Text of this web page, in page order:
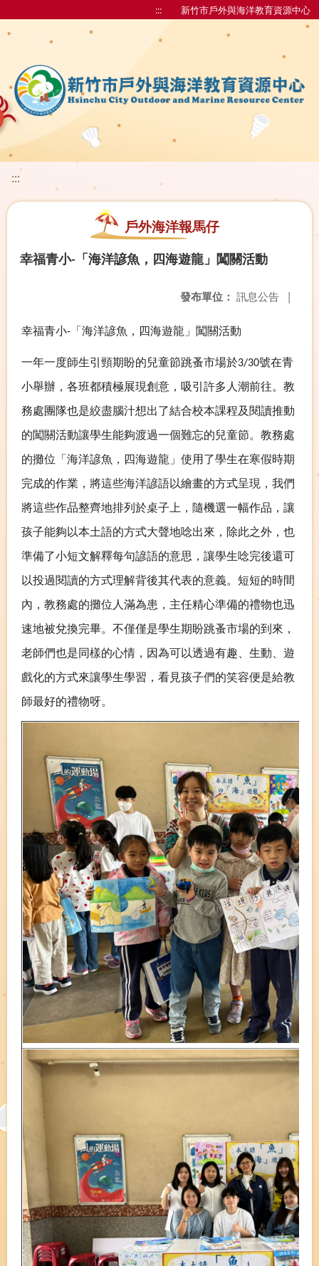
::: 新竹市戶外與海洋教育資源中心
:::
戶外海洋報馬仔
幸福青小-「海洋諺魚，四海遊龍」闖關活動
發布單位： 訊息公告 |
幸福青小- 「海洋諺魚，四海遊龍」闖關活動
一年一度師生引頸期盼的兒童節跳蚤市場於3/30號在青
小舉辦，各班都積極展現創意，吸引許多人潮前往。教
務處團隊也是絞盡腦汁想出了結合校本課程及閱讀推動
的闖關活動讓學生能夠渡過一個難忘的兒童節。教務處
的攤位「海洋諺魚，四海遊龍」使用了學生在寒假時期
完成的作業，將這些海洋諺語以繪畫的方式呈現，我們
將這些作品整齊地排列於桌子上，隨機選一幅作品，讓
孩子能夠以本土語的方式大聲地唸出來，除此之外，也
準備了小短文解釋每句諺語的意思，讓學生唸完後還可
以投過閱讀的方式理解背後其代表的意義。短短的時間
內，教務處的攤位人滿為患，主任精心準備的禮物也迅
速地被兌換完畢。不僅僅是學生期盼跳蚤市場的到來，
老師們也是同樣的心情，因為可以透過有趣、生動、遊
戲化的方式來讓學生學習，看見孩子們的笑容便是給教
師最好的禮物呀。